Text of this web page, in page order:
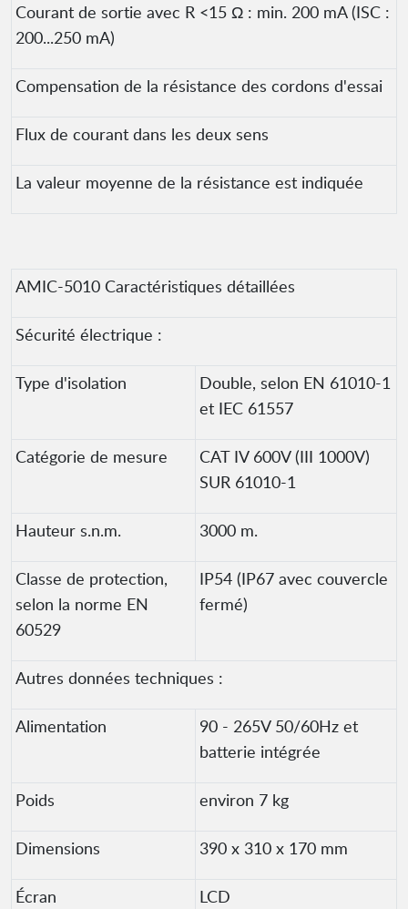
Courant de sortie avec R <15 Ω : min. 200 mA (ISC :
200...250 mA)
Compensation de la résistance des cordons d'essai
Flux de courant dans les deux sens
La valeur moyenne de la résistance est indiquée
AMIC-5010 Caractéristiques détaillées
Sécurité électrique :
Type d'isolation
Double, selon EN 61010-1
et IEC 61557
Catégorie de mesure
CAT IV 600V (III 1000V)
SUR 61010-1
Hauteur s.n.m. 3000 m.
Classe de protection,
selon la norme EN
60529
IP54 (IP67 avec couvercle
fermé)
Autres données techniques :
Alimentation
90 - 265V 50/60Hz et
batterie intégrée
Poids environ 7 kg
Dimensions 390 x 310 x 170 mm
Écran LCD